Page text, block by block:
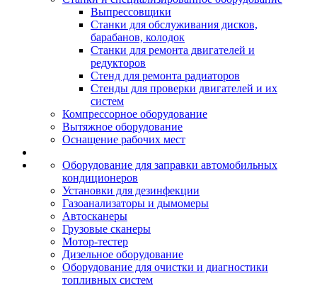
Выпрессовщики
Станки для обслуживания дисков,
барабанов, колодок
Станки для ремонта двигателей и
редукторов
Стенд для ремонта радиаторов
Стенды для проверки двигателей и их
систем
Компрессорное оборудование
Вытяжное оборудование
Оснащение рабочих мест
Оборудование для заправки автомобильных
кондиционеров
Установки для дезинфекции
Газоанализаторы и дымомеры
Автосканеры
Грузовые сканеры
Мотор-тестер
Дизельное оборудование
Оборудование для очистки и диагностики
топливных систем